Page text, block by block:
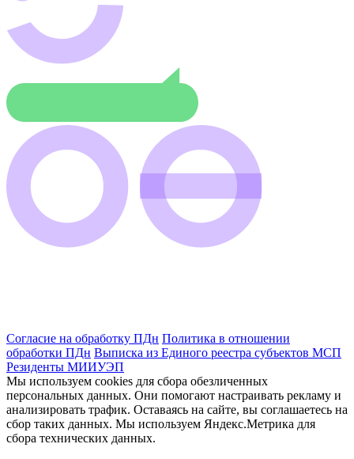
Согласие на обработку ПДн Политика в отношении
обработки ПДн Выписка из Единого реестра субъектов МСП
Резиденты МИИУЭП
Мы используем cookies для сбора обезличенных
персональных данных. Они помогают настраивать рекламу и
анализировать трафик. Оставаясь на сайте, вы соглашаетесь на
сбор таких данных. Мы используем Яндекс.Метрика для
сбора технических данных.